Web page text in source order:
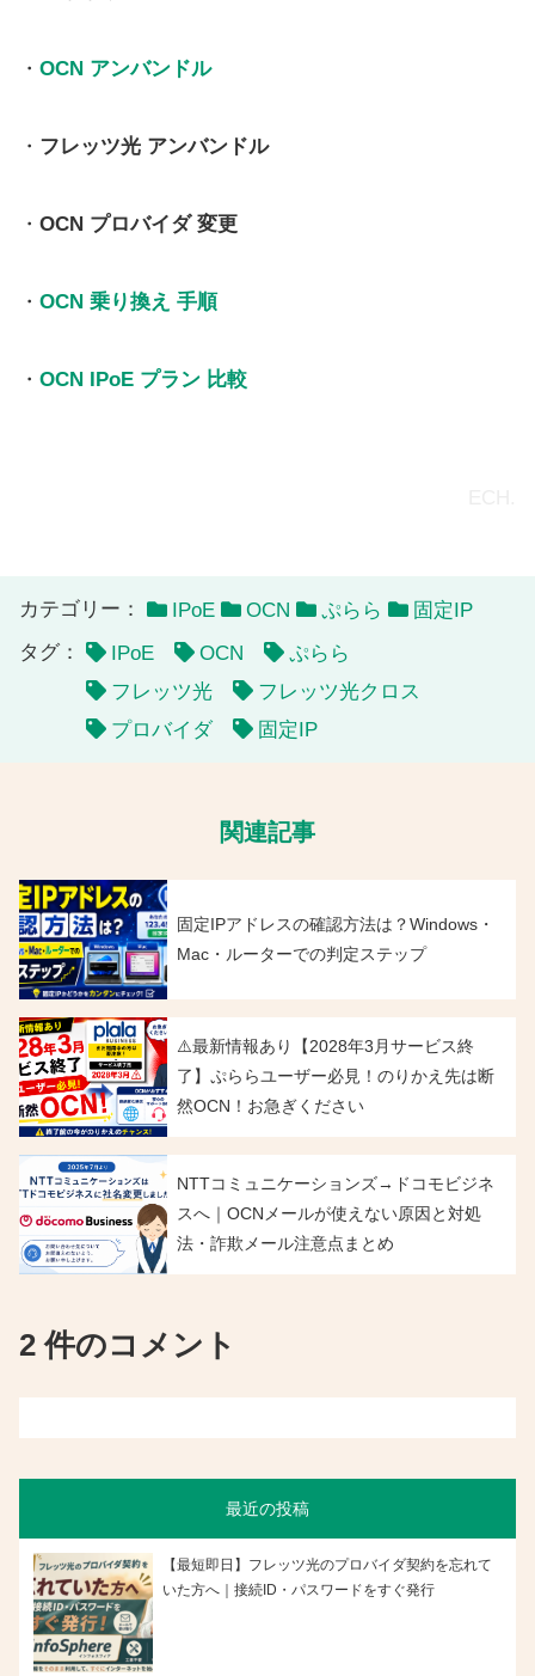
・ OCN アンバンドル
・ フレッツ光 アンバンドル
・ OCN プロバイダ 変更
・ OCN 乗り換え 手順
・ OCN IPoE プラン 比較
カテゴリー： IPoE OCN ぷらら
固定IP
タグ：
IPoE OCN
ぷらら
フレッツ光
フレッツ光クロス
プロバイダ
固定IP
関連記事
固定IPアドレスの確認方法は？Windows・
Mac・ルーターでの判定ステップ
⚠️最新情報あり【2028年3月サービス終
了】ぷららユーザー必見！のりかえ先は断
然OCN！お急ぎください
NTTコミュニケーションズ→ドコモビジネ
スへ｜OCNメールが使えない原因と対処
法・詐欺メール注意点まとめ
2 件のコメント
最近の投稿
【最短即日】フレッツ光のプロバイダ契約を忘れて
いた方へ｜接続ID・パスワードをすぐ発行